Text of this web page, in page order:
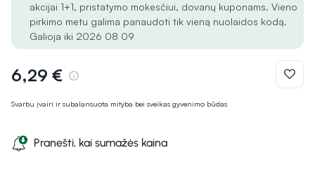
Svarbu įvairi ir subalansuota mityba bei sveikas gyvenimo būdas
akcijai 1+1, pristatymo mokesčiui, dovanų kuponams. Vieno
pirkimo metu galima panaudoti tik vieną nuolaidos kodą.
Galioja iki 2026 08 09
6,29 €
Pranešti, kai sumažės kaina